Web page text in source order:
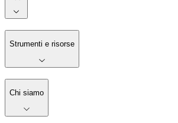
Strumenti e risorse
Chi siamo